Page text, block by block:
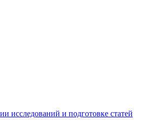
исследований и подготовке статей